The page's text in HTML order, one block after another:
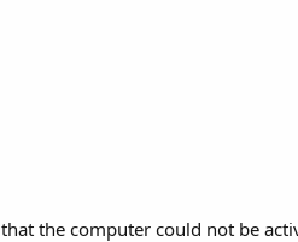
the computer could not be